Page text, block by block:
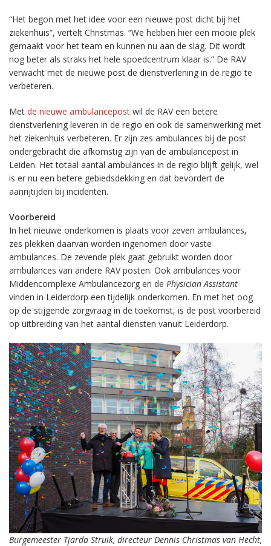
“Het begon met het idee voor een nieuwe post dicht bij het
ziekenhuis”, vertelt Christmas. “We hebben hier een mooie plek
gemaakt voor het team en kunnen nu aan de slag. Dit wordt
nog beter als straks het hele spoedcentrum klaar is.” De RAV
verwacht met de nieuwe post de dienstverlening in de regio te
verbeteren.
Met de nieuwe ambulancepost wil de RAV een betere
dienstverlening leveren in de regio en ook de samenwerking met
het ziekenhuis verbeteren. Er zijn zes ambulances bij de post
ondergebracht die afkomstig zijn van de ambulancepost in
Leiden. Het totaal aantal ambulances in de regio blijft gelijk, wel
is er nu een betere gebiedsdekking en dat bevordert de
aanrijtijden bij incidenten.
Voorbereid
In het nieuwe onderkomen is plaats voor zeven ambulances,
zes plekken daarvan worden ingenomen door vaste
ambulances. De zevende plek gaat gebruikt worden door
ambulances van andere RAV posten. Ook ambulances voor
Middencomplexe Ambulancezorg en de Physician Assistant
vinden in Leiderdorp een tijdelijk onderkomen. En met het oog
op de stijgende zorgvraag in de toekomst, is de post voorbereid
op uitbreiding van het aantal diensten vanuit Leiderdorp.
Burgemeester Tjarda Struik, directeur Dennis Christmas van Hecht,